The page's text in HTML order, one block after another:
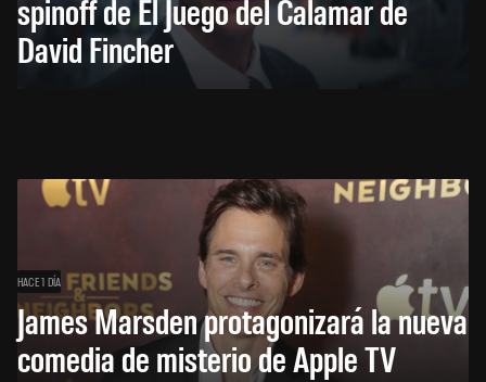
spinoff de El Juego del Calamar de
David Fincher
HACE 1 DÍA
James Marsden protagonizará la nueva
comedia de misterio de Apple TV